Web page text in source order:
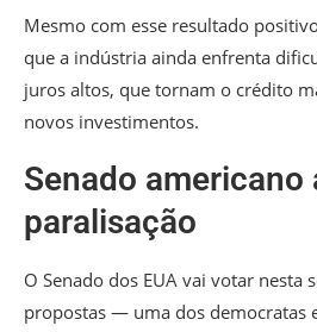
Mesmo com esse resultado
que a indústria ainda enfrenta
juros altos, que tornam o crédito
novos investimentos.
Senado americano
paralisação
O Senado dos EUA vai votar nesta
propostas — uma dos democratas